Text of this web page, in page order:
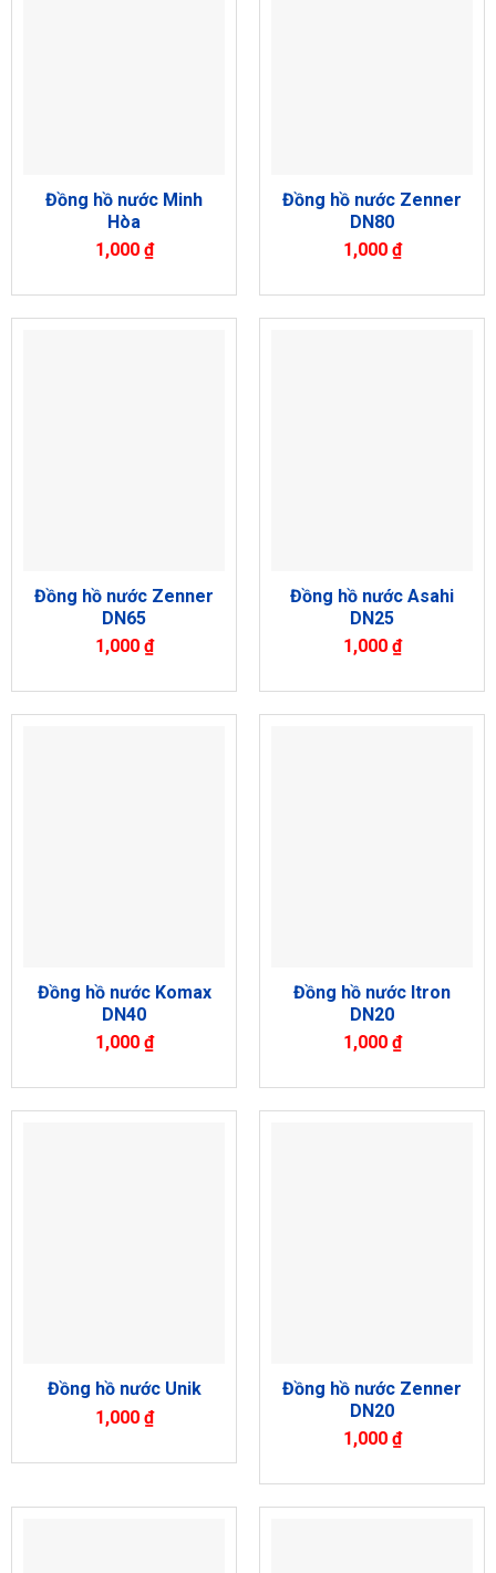
Đồng hồ nước Minh
Hòa
1,000 ₫
Đồng hồ nước Zenner
DN80
1,000 ₫
Đồng hồ nước Zenner
DN65
1,000 ₫
Đồng hồ nước Asahi
DN25
1,000 ₫
Đồng hồ nước Komax
DN40
1,000 ₫
Đồng hồ nước Itron
DN20
1,000 ₫
Đồng hồ nước Unik
1,000 ₫
Đồng hồ nước Zenner
DN20
1,000 ₫